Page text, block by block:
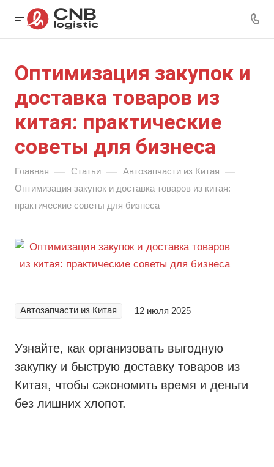
Оптимизация закупок и
доставка товаров из
китая: практические
советы для бизнеса
Главная — Статьи — Автозапчасти из Китая —
Оптимизация закупок и доставка товаров из китая:
практические советы для бизнеса
Автозапчасти из Китая 12 июля 2025
Узнайте, как организовать выгодную
закупку и быструю доставку товаров из
Китая, чтобы сэкономить время и деньги
без лишних хлопот.